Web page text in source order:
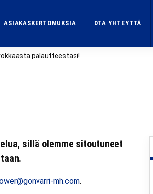
ASIAKASKERTOMUKSIA OTA YHTEYTTÄ
palautteestasi!
sillä olemme sitoutuneet
mh.com.